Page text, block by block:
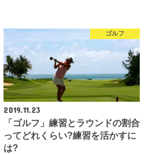
ゴルフ
2019.11.23
「ゴルフ」練習とラウンドの割合
ってどれくらい?練習を活かすに
は?